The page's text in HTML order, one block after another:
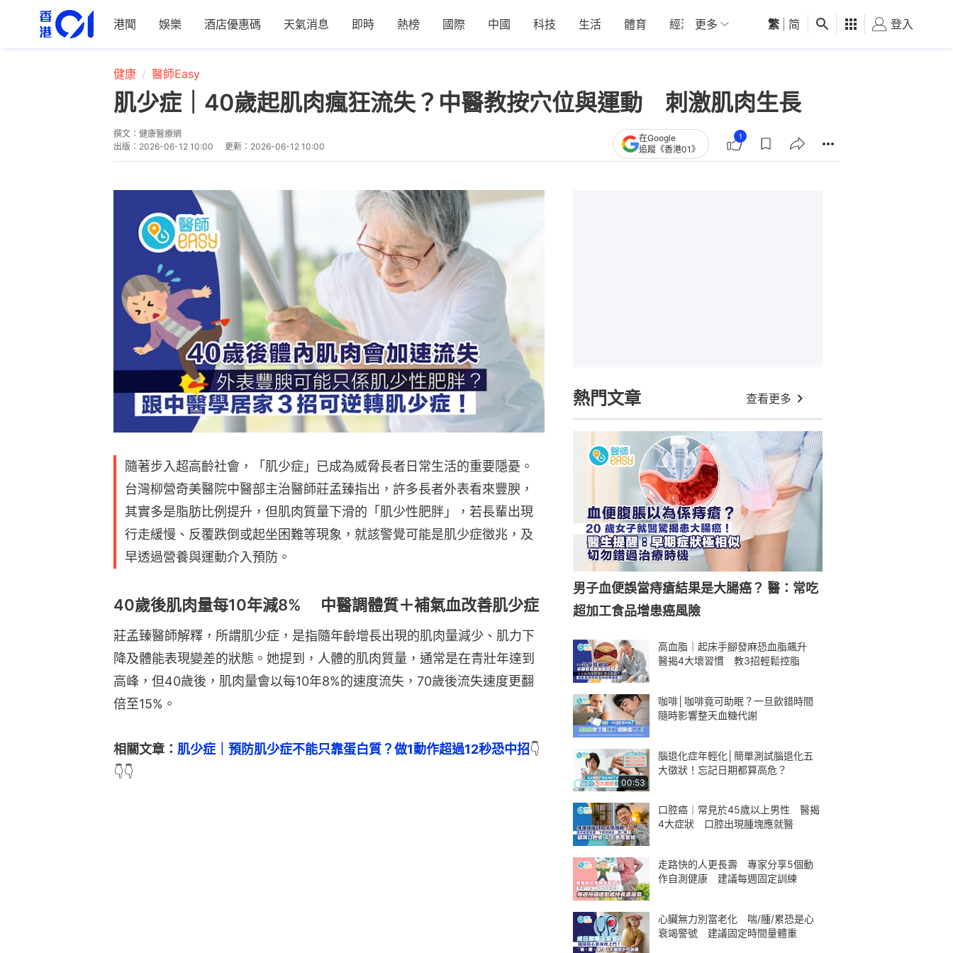
港聞 娛樂 酒店優惠碼 天氣消息 即時 熱榜 國際 中國 科技 生活 體育 經濟 01深圳 觀點 健康 好食玩飛
更多 繁 简 登入
健康 醫師Easy
肌少症｜40歲起肌肉瘋狂流失？中醫教按穴位與運動 刺激肌肉生長
撰文： 健康醫療網
出版： 2026-06-12 10:00 更新： 2026-06-12 10:00
在Google
追蹤《香港01》
1
隨著步入超高齡社會，「肌少症」已成為威脅長者日常生活的重要隱憂。
台灣柳營奇美醫院中醫部主治醫師莊孟臻指出，許多長者外表看來豐腴，
其實多是脂肪比例提升，但肌肉質量下滑的「肌少性肥胖」，若長輩出現
行走緩慢、反覆跌倒或起坐困難等現象，就該警覺可能是肌少症徵兆，及
早透過營養與運動介入預防。
40歲後肌肉量每10年減8% 中醫調體質＋補氣血改善肌少症
莊孟臻醫師解釋，所謂肌少症，是指隨年齡增長出現的肌肉量減少、肌力下
降及體能表現變差的狀態。她提到，人體的肌肉質量，通常是在青壯年達到
高峰，但40歲後，肌肉量會以每10年8%的速度流失，70歲後流失速度更翻
倍至15%。
相關文章： 肌少症｜預防肌少症不能只靠蛋白質？做1動作超過12秒恐中招👇
👇👇
熱門文章 查看更多
男子血便誤當痔瘡結果是大腸癌？ 醫：常吃
超加工食品增患癌風險
高血脂｜起床手腳發麻恐血脂飆升
醫揭4大壞習慣 教3招輕鬆控脂
咖啡│咖啡竟可助眠？一旦飲錯時間
隨時影響整天血糖代謝
00:53
腦退化症年輕化│簡單測試腦退化五
大徵狀！忘記日期都算高危？
口腔癌｜常見於45歲以上男性 醫揭
4大症狀 口腔出現腫塊應就醫
走路快的人更長壽 專家分享5個動
作自測健康 建議每週固定訓練
心臟無力別當老化 喘/腫/累恐是心
衰竭警號 建議固定時間量體重